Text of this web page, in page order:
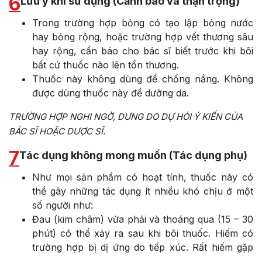
Trong trường hợp bỏng có tạo lập bỏng nước
hay bỏng rộng, hoặc trường hợp vết thương sâu
hay rộng, cần báo cho bác sĩ biết trước khi bôi
bất cứ thuốc nào lên tổn thương.
Thuốc này không dùng để chống nắng. Không
được dùng thuốc này để dưỡng da.
TRƯỜNG HỢP NGHI NGỜ, DƯNG DO DỰ HỎI Ý KIẾN CỦA
BÁC SĨ HOẶC DƯỢC SĨ.
7Tác dụng không mong muốn (Tác dụng phụ)
Như mọi sản phẩm có hoạt tính, thuốc này có
thể gây những tác dụng ít nhiều khó chịu ở một
số người như:
Đau (kim châm) vừa phải và thoáng qua (15 – 30
phút) có thể xảy ra sau khi bôi thuốc. Hiếm có
trường hợp bị dị ứng do tiếp xúc. Rất hiếm gặp